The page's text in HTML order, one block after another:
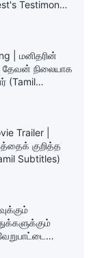
வார்த்தைகள்:
பகுதி 323
வார்த்தைகள்:
324
வார்த்தைகள்:
325
வார்த்தைகள்:
Testimony
| மனிதரின்
நிலையாக
(Tamil
Trailer |
குறித்த
Subtitles)